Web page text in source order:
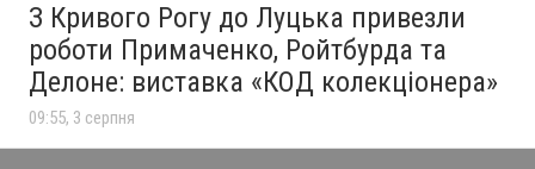
З Кривого Рогу до Луцька привезли
роботи Примаченко, Ройтбурда та
Делоне: виставка «КОД колекціонера»
09:55, 3 серпня